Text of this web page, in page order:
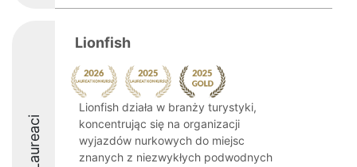
Laureaci
Lionfish
Lionfish działa w branży turystyki,
koncentrując się na organizacji
wyjazdów nurkowych do miejsc
znanych z niezwykłych podwodnych